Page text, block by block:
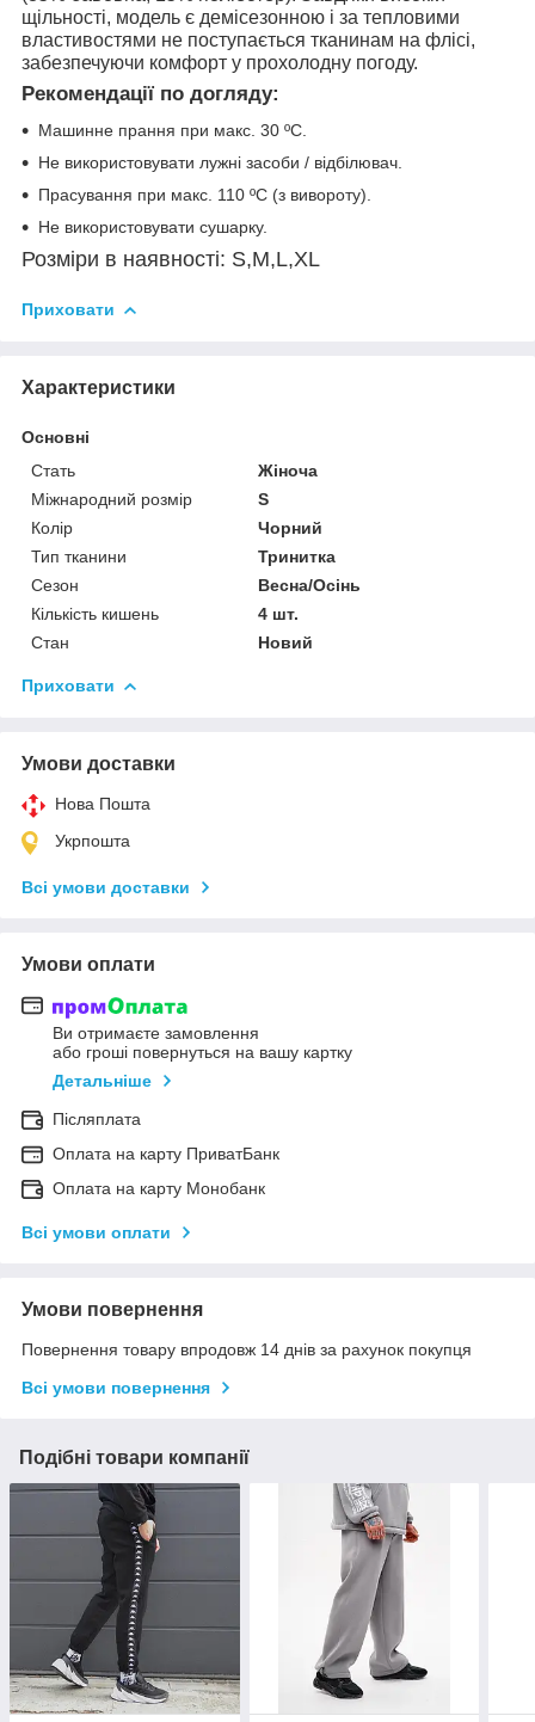
щільності, модель є демісезонною і за тепловими
властивостями не поступається тканинам на флісі,
забезпечуючи комфорт у прохолодну погоду.
Рекомендації по догляду:
Машинне прання при макс. 30 ºC.
Не використовувати лужні засоби / відбілювач.
Прасування при макс. 110 ºC (з вивороту).
Не використовувати сушарку.
Розміри в наявності: S,M,L,XL
Приховати
Характеристики
Основні
Стать
Жіноча
Міжнародний розмір
S
Колір
Чорний
Тип тканини
Тринитка
Сезон
Весна/Осінь
Кількість кишень
4 шт.
Стан
Новий
Приховати
Умови доставки
Нова Пошта
Укрпошта
Всі умови доставки
Умови оплати
Ви отримаєте замовлення
або гроші повернуться на вашу картку
Детальніше
Післяплата
Оплата на карту ПриватБанк
Оплата на карту Монобанк
Всі умови оплати
Умови повернення
Повернення товару впродовж 14 днів за рахунок покупця
Всі умови повернення
Подібні товари компанії